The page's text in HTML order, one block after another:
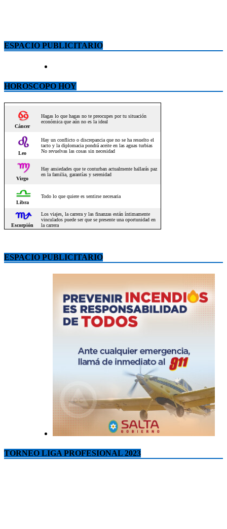
ESPACIO PUBLICITARIO
HOROSCOPO HOY
ESPACIO PUBLICITARIO
TORNEO LIGA PROFESIONAL 2023